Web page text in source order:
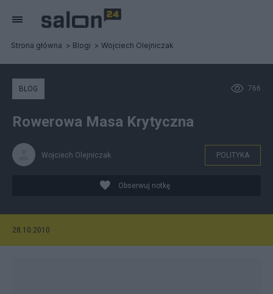
Strona główna Blogi Wojciech Olejniczak
766
BLOG
Rowerowa Masa Krytyczna
Wojciech Olejniczak POLITYKA
Obserwuj notkę
28.10.2010